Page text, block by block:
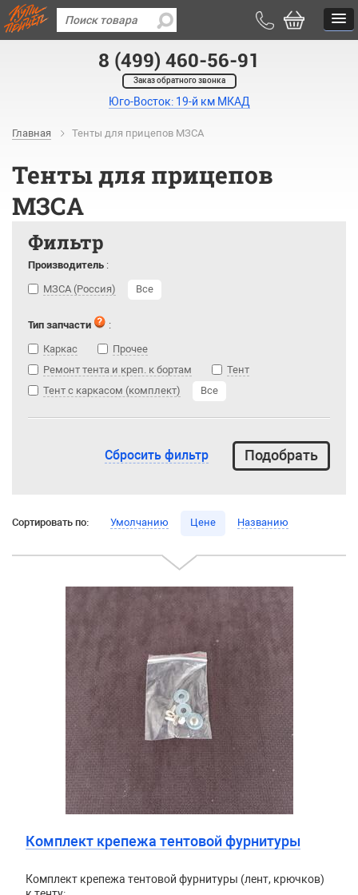
8 (499) 460-56-91
Заказ обратного звонка
Юго-Восток: 19-й км МКАД
Главная Тенты для прицепов МЗСА
Тенты для прицепов
МЗСА
Фильтр
Производитель :
МЗСА (Россия)
Все
Тип запчасти
:
Каркас
Прочее
Ремонт тента и креп. к бортам
Тент
Тент с каркасом (комплект)
Все
Сбросить фильтр
Сортировать по: Умолчанию Цене Названию
Комплект крепежа тентовой фурнитуры
Комплект крепежа тентовой фурнитуры (лент, крючков)